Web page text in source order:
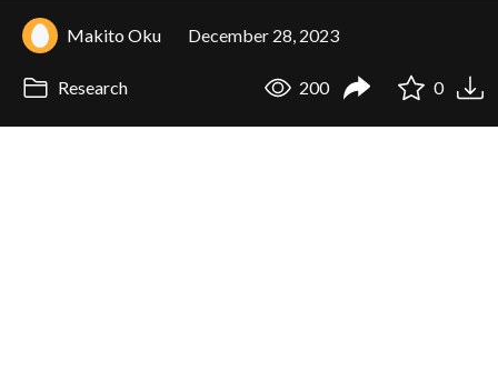
Makito Oku December 28, 2023
Research 200 0